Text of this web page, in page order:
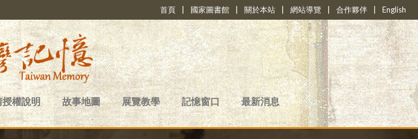
首頁 國家圖書館 關於本站 網站導覽 合作夥伴 English
授權說明 故事地圖 展覽教學 記憶窗口 最新消息